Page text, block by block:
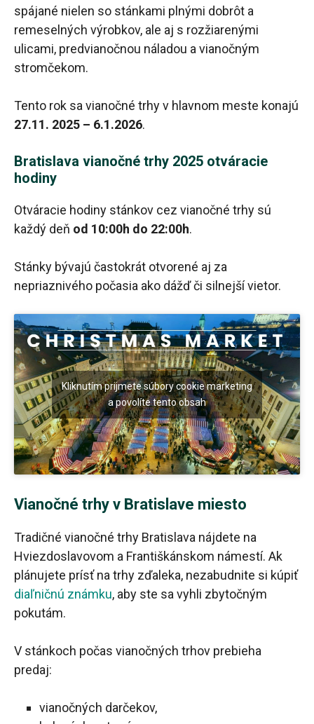
spájané nielen so stánkami plnými dobrôt a
remeselných výrobkov, ale aj s rozžiarenými
ulicami, predvianočnou náladou a vianočným
stromčekom.
Tento rok sa vianočné trhy v hlavnom meste konajú
27.11. 2025 – 6.1.2026.
Bratislava vianočné trhy 2025 otváracie
hodiny
Otváracie hodiny stánkov cez vianočné trhy sú
každý deň od 10:00h do 22:00h.
Stánky bývajú častokrát otvorené aj za
nepriaznivého počasia ako dážď či silnejší vietor.
Kliknutím prijmete súbory cookie marketing
a povolíte tento obsah
Vianočné trhy v Bratislave miesto
Tradičné vianočné trhy Bratislava nájdete na
Hviezdoslavovom a Františkánskom námestí. Ak
plánujete prísť na trhy zďaleka, nezabudnite si kúpiť
diaľničnú známku, aby ste sa vyhli zbytočným
pokutám.
V stánkoch počas vianočných trhov prebieha
predaj:
vianočných darčekov,